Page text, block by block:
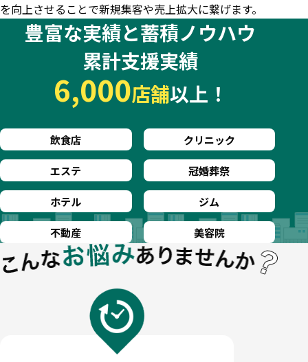
を向上させることで新規集客や売上拡大に繋げます。
豊富な実績と蓄積ノウハウ
累計支援実績
6,000店舗以上！
飲食店 クリニック
エステ 冠婚葬祭
ホテル ジム
不動産 美容院